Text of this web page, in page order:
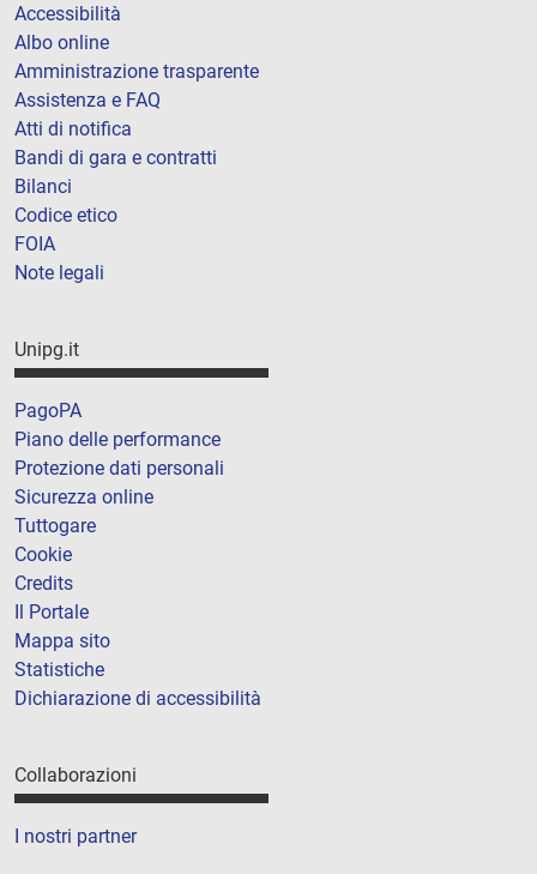
Accessibilità
Albo online
Amministrazione trasparente
Assistenza e FAQ
Atti di notifica
Bandi di gara e contratti
Bilanci
Codice etico
FOIA
Note legali
Unipg.it
PagoPA
Piano delle performance
Protezione dati personali
Sicurezza online
Tuttogare
Cookie
Credits
Il Portale
Mappa sito
Statistiche
Dichiarazione di accessibilità
Collaborazioni
I nostri partner